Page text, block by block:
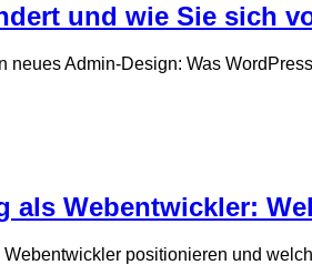
und wie Sie sich
neues Admin-Design: Was
als Webentwickler:
positionieren und